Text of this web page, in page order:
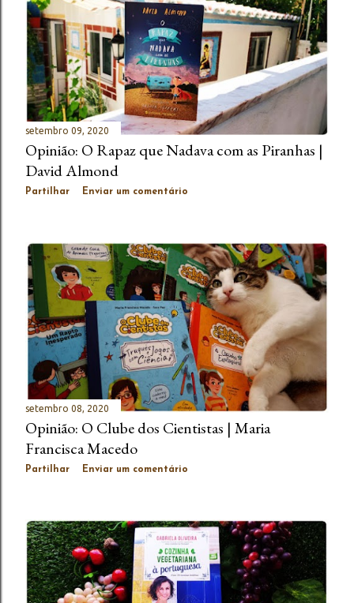
setembro 09, 2020
Opinião: O Rapaz que Nadava com as Piranhas |
David Almond
Partilhar Enviar um comentário
setembro 08, 2020
Opinião: O Clube dos Cientistas | Maria
Francisca Macedo
Partilhar Enviar um comentário